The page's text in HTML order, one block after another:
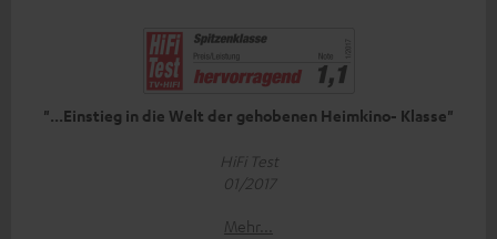
"...Einstieg in die Welt der gehobenen Heimkino- Klasse"
HiFi Test
01/2017
Mehr...